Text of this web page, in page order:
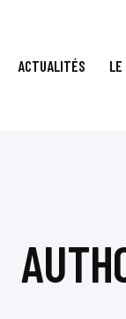
ACTUALITÉS LE